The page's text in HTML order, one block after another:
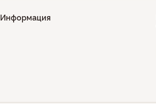
Информация